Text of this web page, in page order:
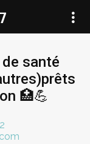
santé
🏥💪